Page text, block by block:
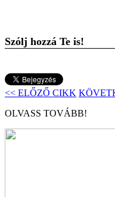
Szólj hozzá Te is!
<< ELŐZŐ CIKK
OLVASS TOVÁBB!